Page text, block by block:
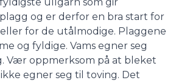
og er derfor en bra start for
for de utålmodige. Plaggene
og fyldige. Vams egner seg
Vær oppmerksom på at bleket
egner seg til toving. Det